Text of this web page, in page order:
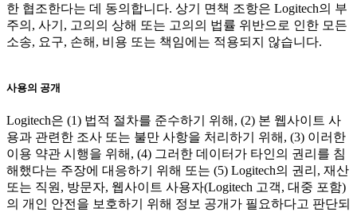
한 협조한다는 데 동의합니다. 상기 면책 조항은 Logitech의 부
주의, 사기, 고의의 상해 또는 고의의 법률 위반으로 인한 모든
소송, 요구, 손해, 비용 또는 책임에는 적용되지 않습니다.
사용의 공개
Logitech은 (1) 법적 절차를 준수하기 위해, (2) 본 웹사이트 사
용과 관련한 조사 또는 불만 사항을 처리하기 위해, (3) 이러한
이용 약관 시행을 위해, (4) 그러한 데이터가 타인의 권리를 침
해했다는 주장에 대응하기 위해 또는 (5) Logitech의 권리, 재산
또는 직원, 방문자, 웹사이트 사용자(Logitech 고객, 대중 포함)
의 개인 안전을 보호하기 위해 정보 공개가 필요하다고 판단되